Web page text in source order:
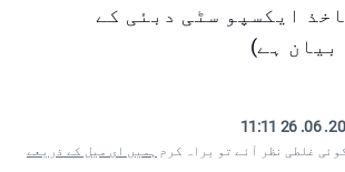
ایکسپو سٹی دبئی کے
بیان ہے)
2025.
غلطی نظر آئے تو براہ کرم ہمیں ای میل کے ذریعے